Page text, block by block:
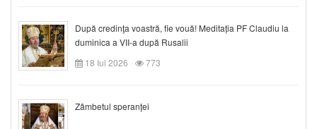
După credinţa voastră, fie vouă! Meditația PF Claudiu la
duminica a VII-a după Rusalii
18 Iul 2026
773
Zâmbetul speranței